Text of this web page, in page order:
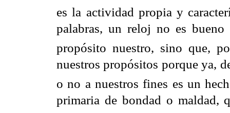
es la actividad propia y
palabras, un reloj no es
propósito nuestro, sino que,
nuestros propósitos porque ya,
o no a nuestros fines es un
primaria de bondad o